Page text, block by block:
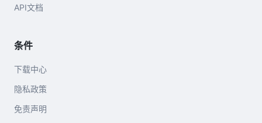
API文档
条件
下载中心
隐私政策
免责声明